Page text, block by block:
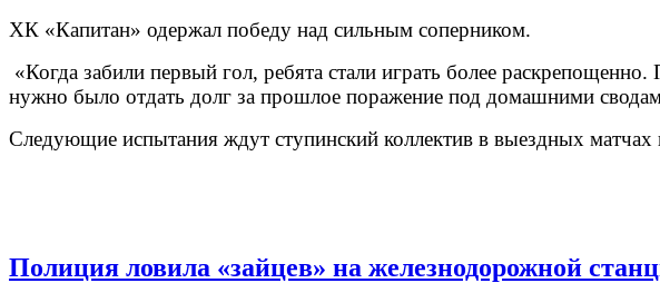
ХК «Капитан» одержал победу над сильным соперником.
«Когда забили первый гол, ребята стали играть более
нужно было отдать долг за прошлое поражение под домашними
Следующие испытания ждут ступинский коллектив в выездных
Полиция ловила «зайцев» на железнодорожной